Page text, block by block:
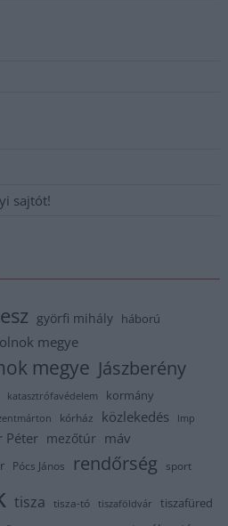
sajtót!
györfi mihály háború
megye
megye Jászberény
katasztrófavédelem kormány
kórház közlekedés lmp
Péter mezőtúr máv
Pócs János rendőrség sport
tisza tisza-tó tiszaföldvár tiszafüred